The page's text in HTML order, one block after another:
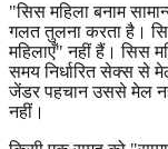
"सिस महिला बनाम
गलत तुलना करता है।
महिलाएँ" नहीं हैं। सिस
समय निर्धारित सेक्स से
जेंडर पहचान उससे मेल
नहीं।